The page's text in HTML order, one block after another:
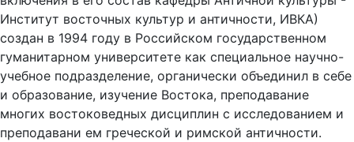
Институт восточных культур и античности, ИВКА)
создан в 1994 году в Российском государственном
гуманитарном университете как специальное научно-
учебное подразделение, органически объединил в себе
и образование, изучение Востока, преподавание
многих востоковедных дисциплин с исследованием и
преподавани ем греческой и римской античности.